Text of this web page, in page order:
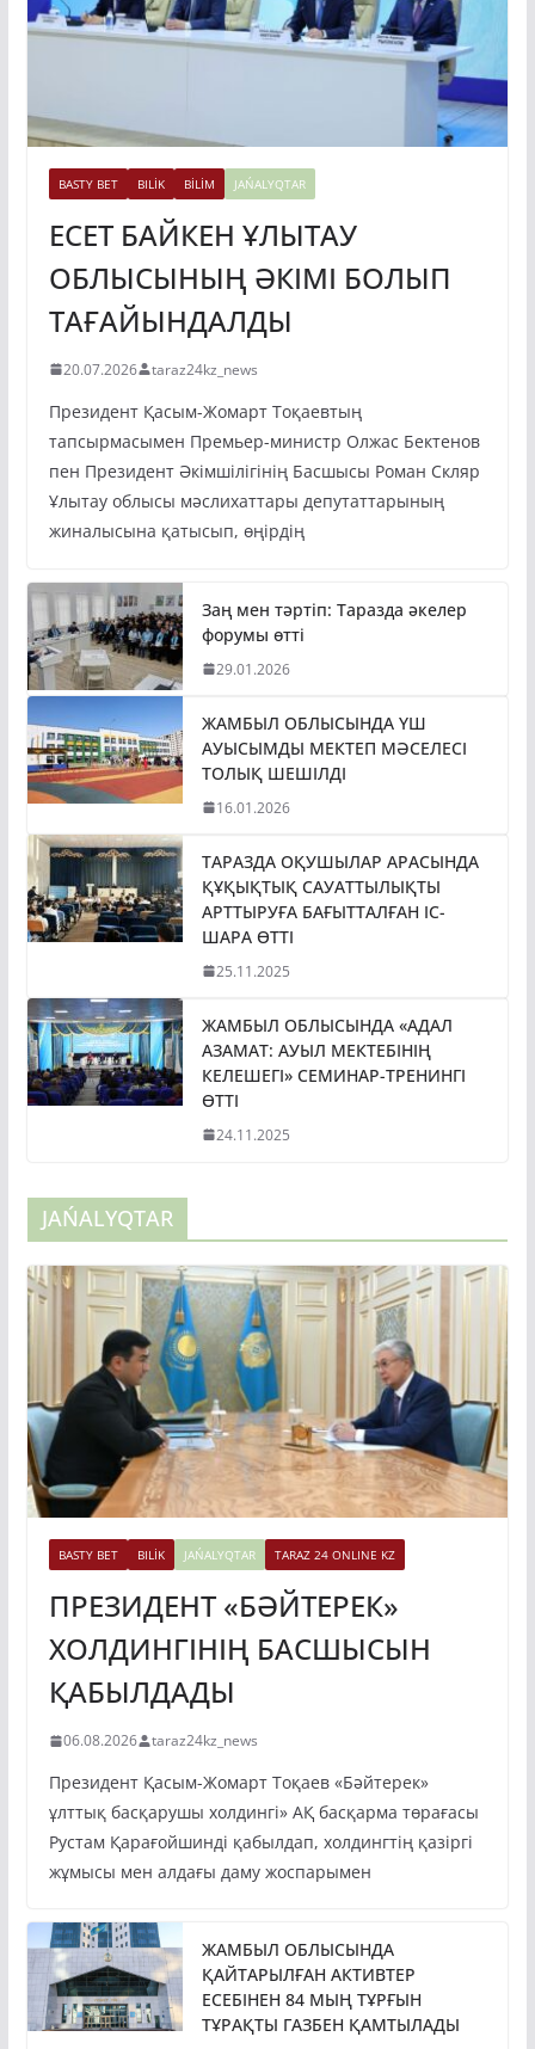
BASTY BET BILİK BİLİM JAŃALYQTAR
ЕСЕТ БАЙКЕН ҰЛЫТАУ
ОБЛЫСЫНЫҢ ӘКІМІ БОЛЫП
ТАҒАЙЫНДАЛДЫ
20.07.2026 taraz24kz_news
Президент Қасым-Жомарт Тоқаевтың
тапсырмасымен Премьер-министр Олжас Бектенов
пен Президент Әкімшілігінің Басшысы Роман Скляр
Ұлытау облысы мәслихаттары депутаттарының
жиналысына қатысып, өңірдің
Заң мен тәртіп: Таразда әкелер
форумы өтті
29.01.2026
ЖАМБЫЛ ОБЛЫСЫНДА ҮШ
АУЫСЫМДЫ МЕКТЕП МӘСЕЛЕСІ
ТОЛЫҚ ШЕШІЛДІ
16.01.2026
ТАРАЗДА ОҚУШЫЛАР АРАСЫНДА
ҚҰҚЫҚТЫҚ САУАТТЫЛЫҚТЫ
АРТТЫРУҒА БАҒЫТТАЛҒАН ІС-
ШАРА ӨТТІ
25.11.2025
ЖАМБЫЛ ОБЛЫСЫНДА «АДАЛ
АЗАМАТ: АУЫЛ МЕКТЕБІНІҢ
КЕЛЕШЕГІ» СЕМИНАР-ТРЕНИНГІ
ӨТТІ
24.11.2025
JAŃALYQTAR
BASTY BET BILİK JAŃALYQTAR TARAZ 24 ONLINE KZ
ПРЕЗИДЕНТ «БӘЙТЕРЕК»
ХОЛДИНГІНІҢ БАСШЫСЫН
ҚАБЫЛДАДЫ
06.08.2026 taraz24kz_news
Президент Қасым-Жомарт Тоқаев «Бәйтерек»
ұлттық басқарушы холдингі» АҚ басқарма төрағасы
Рустам Қарағойшинді қабылдап, холдингтің қазіргі
жұмысы мен алдағы даму жоспарымен
ЖАМБЫЛ ОБЛЫСЫНДА
ҚАЙТАРЫЛҒАН АКТИВТЕР
ЕСЕБІНЕН 84 МЫҢ ТҰРҒЫН
ТҰРАҚТЫ ГАЗБЕН ҚАМТЫЛАДЫ